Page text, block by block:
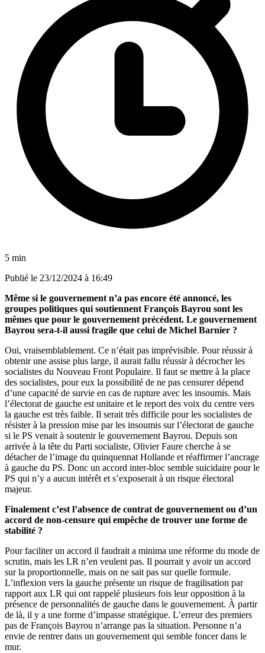
5 min
Publié le 23/12/2024 à 16:49
Même si le gouvernement n’a pas encore été annoncé, les
groupes politiques qui soutiennent François Bayrou sont les
mêmes que pour le gouvernement précédent. Le gouvernement
Bayrou sera-t-il aussi fragile que celui de Michel Barnier ?
Oui, vraisemblablement. Ce n’était pas imprévisible. Pour réussir à
obtenir une assise plus large, il aurait fallu réussir à décrocher les
socialistes du Nouveau Front Populaire. Il faut se mettre à la place
des socialistes, pour eux la possibilité de ne pas censurer dépend
d’une capacité de survie en cas de rupture avec les insoumis. Mais
l’électorat de gauche est unitaire et le report des voix du centre vers
la gauche est très faible. Il serait très difficile pour les socialistes de
résister à la pression mise par les insoumis sur l’électorat de gauche
si le PS venait à soutenir le gouvernement Bayrou. Depuis son
arrivée à la tête du Parti socialiste, Olivier Faure cherche à se
détacher de l’image du quinquennat Hollande et réaffirmer l’ancrage
à gauche du PS. Donc un accord inter-bloc semble suicidaire pour le
PS qui n’y a aucun intérêt et s’exposerait à un risque électoral
majeur.
Finalement c’est l’absence de contrat de gouvernement ou d’un
accord de non-censure qui empêche de trouver une forme de
stabilité ?
Pour faciliter un accord il faudrait a minima une réforme du mode de
scrutin, mais les LR n’en veulent pas. Il pourrait y avoir un accord
sur la proportionnelle, mais on ne sait pas sur quelle formule.
L’inflexion vers la gauche présente un risque de fragilisation par
rapport aux LR qui ont rappelé plusieurs fois leur opposition à la
présence de personnalités de gauche dans le gouvernement. À partir
de là, il y a une forme d’impasse stratégique. L’erreur des premiers
pas de François Bayrou n’arrange pas la situation. Personne n’a
envie de rentrer dans un gouvernement qui semble foncer dans le
mur.